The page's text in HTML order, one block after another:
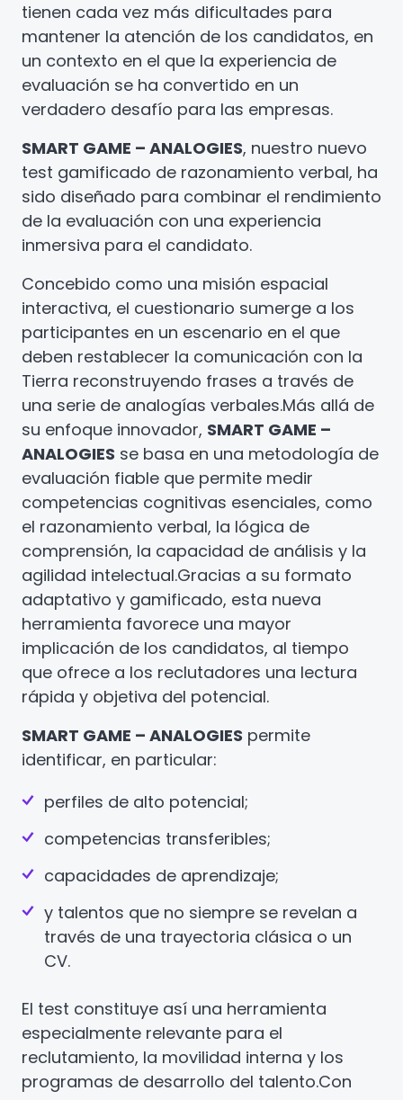
tienen cada vez más dificultades para
mantener la atención de los candidatos, en
un contexto en el que la experiencia de
evaluación se ha convertido en un
verdadero desafío para las empresas.
SMART GAME – ANALOGIES, nuestro nuevo
test gamificado de razonamiento verbal, ha
sido diseñado para combinar el rendimiento
de la evaluación con una experiencia
inmersiva para el candidato.
Concebido como una misión espacial
interactiva, el cuestionario sumerge a los
participantes en un escenario en el que
deben restablecer la comunicación con la
Tierra reconstruyendo frases a través de
una serie de analogías verbales.Más allá de
su enfoque innovador, SMART GAME –
ANALOGIES se basa en una metodología de
evaluación fiable que permite medir
competencias cognitivas esenciales, como
el razonamiento verbal, la lógica de
comprensión, la capacidad de análisis y la
agilidad intelectual.Gracias a su formato
adaptativo y gamificado, esta nueva
herramienta favorece una mayor
implicación de los candidatos, al tiempo
que ofrece a los reclutadores una lectura
rápida y objetiva del potencial.
SMART GAME – ANALOGIES permite
identificar, en particular:
perfiles de alto potencial;
competencias transferibles;
capacidades de aprendizaje;
y talentos que no siempre se revelan a
través de una trayectoria clásica o un
CV.
El test constituye así una herramienta
especialmente relevante para el
reclutamiento, la movilidad interna y los
programas de desarrollo del talento.Con